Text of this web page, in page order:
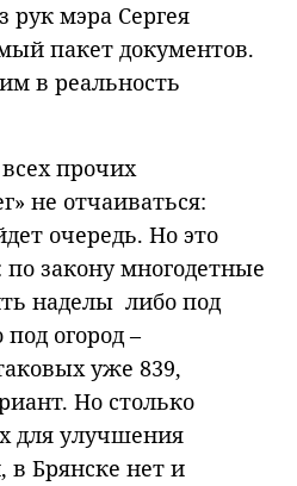
рук мэра Сергея
пакет документов.
в реальность
прочих
не отчаиваться:
очередь. Но это
закону многодетные
наделы либо под
огород –
уже 839,
Но столько
для улучшения
Брянске нет и